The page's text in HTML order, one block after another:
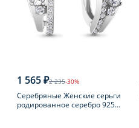
1 565 ₽2 235-30%
Серебряные Женские серьги
родированное серебро 925